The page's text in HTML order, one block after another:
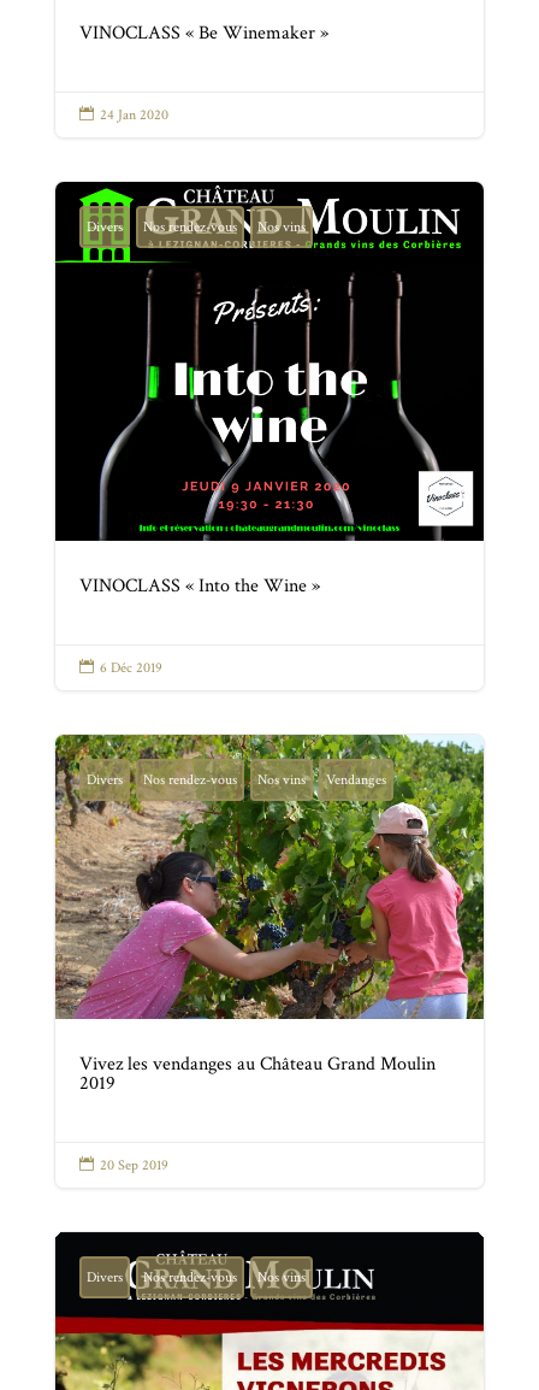
VINOCLASS « Be Winemaker »
 24 Jan 2020
Divers Nos rendez-vous Nos vins
VINOCLASS « Into the Wine »
 6 Déc 2019
Divers Nos rendez-vous Nos vins Vendanges
Vivez les vendanges au Château Grand Moulin
2019
 20 Sep 2019
Divers Nos rendez-vous Nos vins